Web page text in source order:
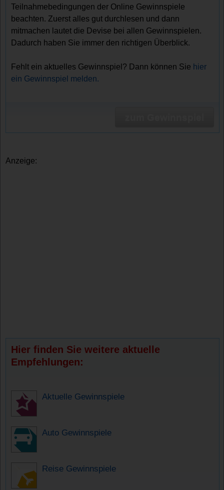
Teilnahmebedingungen der Online Gewinnspiele
beachten. Zuerst alles gut durchlesen und dann
mitmachen lautet die Devise bei allen Gewinnspielen.
Dadurch haben Sie immer den richtigen Überblick.
Fehlt ein aktuelles Gewinnspiel? Dann können Sie hier
ein Gewinnspiel melden.
Anzeige:
Hier finden Sie weitere aktuelle
Empfehlungen:
Aktuelle Gewinnspiele
Auto Gewinnspiele
Reise Gewinnspiele